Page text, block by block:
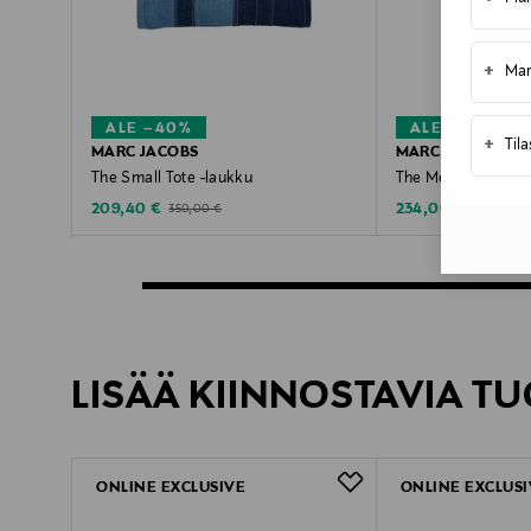
+
+
ALE –40%
MARC JACOBS
The Small Tote -laukku
Discounted Price
209,40 € Original Price
350,00 €
ALE –41%
MARC JACOBS
The Medium Tote
Discounted Price
234,00 €
LISÄÄ KIINNOSTAVIA
ONLINE EXCLUSIVE ONLINE